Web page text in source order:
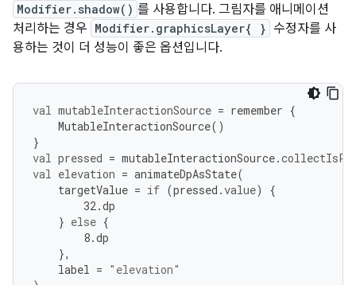
Modifier.shadow() 를 사용합니다. 그림자를 애니메이션
처리하는 경우 Modifier.graphicsLayer{ } 수정자를 사
용하는 것이 더 성능이 좋은 옵션입니다.
val mutableInteractionSource = remember {
MutableInteractionSource()
}
val pressed = mutableInteractionSource.
val elevation = animateDpAsState(
targetValue = if (pressed .value)
{
32.dp
} else {
8.dp
},
label = "elevation"